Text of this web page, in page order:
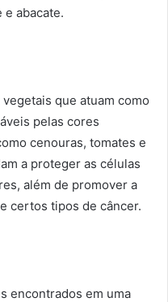
abacate.
que atuam como
pelas cores
cenouras, tomates e
a proteger as células
além de promover a
certos tipos de câncer.
encontrados em uma